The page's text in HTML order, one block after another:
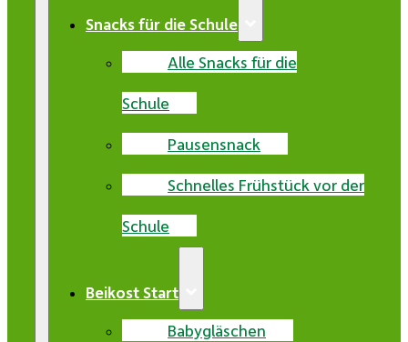
Snacks für die Schule
Alle Snacks für die
Schule
Pausensnack
Schnelles Frühstück vor der
Schule
Beikost Start
Babygläschen